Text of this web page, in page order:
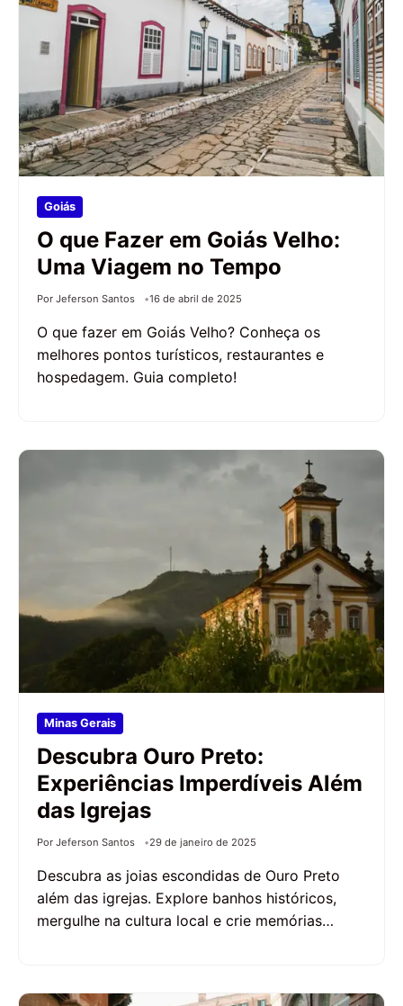
Goiás
O que Fazer em Goiás Velho:
Uma Viagem no Tempo
Por Jeferson Santos 16 de abril de 2025
O que fazer em Goiás Velho? Conheça os
melhores pontos turísticos, restaurantes e
hospedagem. Guia completo!
Minas Gerais
Descubra Ouro Preto:
Experiências Imperdíveis Além
das Igrejas
Por Jeferson Santos 29 de janeiro de 2025
Descubra as joias escondidas de Ouro Preto
além das igrejas. Explore banhos históricos,
mergulhe na cultura local e crie memórias…